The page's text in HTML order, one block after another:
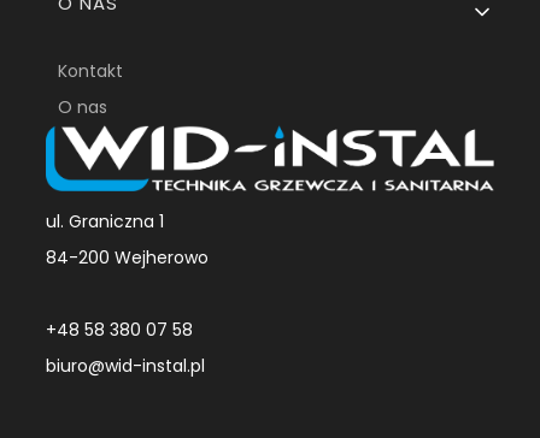
Kontakt
O nas
ul. Graniczna 1
84-200 Wejherowo
+48 58 380 07 58
biuro@wid-instal.pl